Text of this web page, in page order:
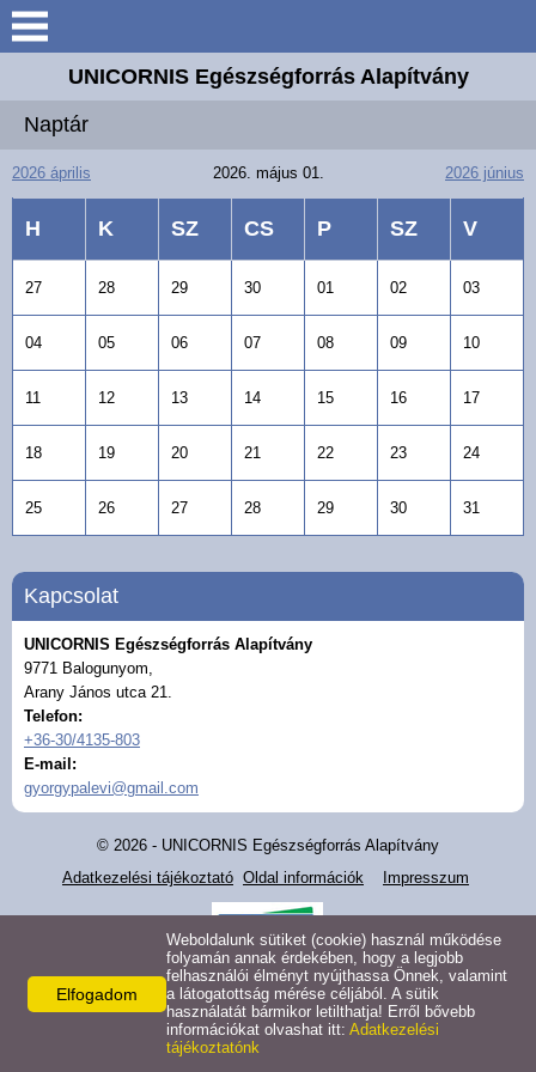
Keresés
Egészségforrás Alapítvány
Történetünk
Tevékenységeink
Színtereink
Támogatóink
Partnereink
Segíteni szeretne?
Galéria
Média
Hírek
Naptár
UNICORNIS Egészségforrás Alapítvány
Naptár
2026 június
2026 április 2026. május 01.
H K SZ CS P SZ V
27 28 29 30 01 02 03
04 05 06 07 08 09 10
11 12 13 14 15 16 17
18 19 20 21 22 23 24
25 26 27 28 29 30 31
Kapcsolat
UNICORNIS Egészségforrás Alapítvány
9771 Balogunyom,
Arany János utca 21.
Telefon:
+36-30/4135-803
E-mail:
gyorgypalevi@gmail.com
© 2026 - UNICORNIS Egészségforrás Alapítvány
Adatkezelési tájékoztató Oldal információk Impresszum
Elfogadom
Weboldalunk sütiket (cookie) használ működése
folyamán annak érdekében, hogy a legjobb
felhasználói élményt nyújthassa Önnek, valamint
a látogatottság mérése céljából. A sütik
használatát bármikor letilthatja! Erről bővebb
információkat olvashat itt: Adatkezelési
tájékoztatónk